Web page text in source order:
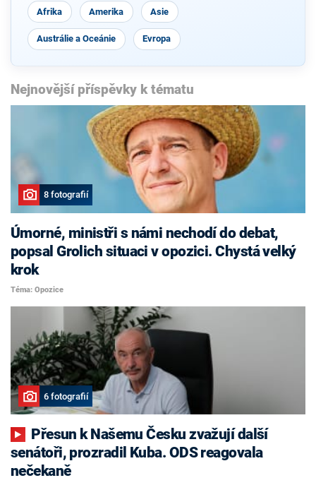
Afrika Amerika Asie
Austrálie a Oceánie Evropa
Nejnovější příspěvky k tématu
8 fotografií
Úmorné, ministři s námi nechodí do debat,
popsal Grolich situaci v opozici. Chystá velký
krok
Téma: Opozice
6 fotografií
senátoři, prozradil Kuba. ODS reagovala
nečekaně